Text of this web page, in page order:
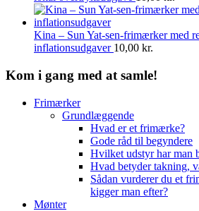
Kina – Sun Yat-sen-frimærker med
inflationsudgaver 10,00 kr.
Kom i gang med at samle!
Frimærker
Grundlæggende
Hvad er et frimærke?
Gode råd til begyndere
Hvilket udstyr har man
Hvad betyder takning,
Sådan vurderer du et
kigger man efter?
Mønter